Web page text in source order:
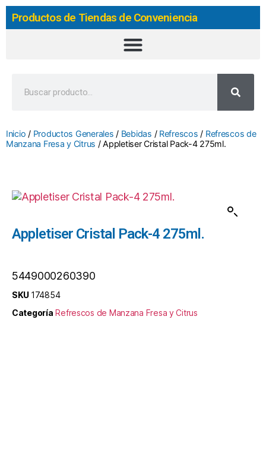
Productos de Tiendas de Conveniencia
Inicio / Productos Generales / Bebidas / Refrescos / Refrescos de
Manzana Fresa y Citrus / Appletiser Cristal Pack-4 275ml.
Appletiser Cristal Pack-4 275ml.
5449000260390
SKU 174854
Categoría Refrescos de Manzana Fresa y Citrus